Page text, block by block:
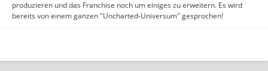
produzieren und das Franchise noch um einiges zu erweitern. Es wird
bereits von einem ganzen "Uncharted-Universum" gesprochen!